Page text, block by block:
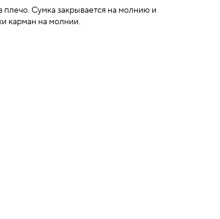
Сумка закрывается на молнию и
карман на молнии.